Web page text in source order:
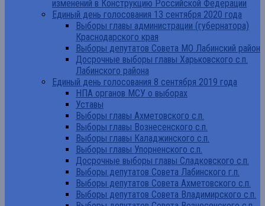
изменений в Конструкцию Российской Федерации
Единый день голосования 13 сентября 2020 года
Выборы главы администрации (губернатора)
Краснодарского края
Выборы депутатов Совета МО Лабинский район
Досрочные выборы главы Харьковского с.п.
Лабинского района
Единый день голосования 8 сентября 2019 года
НПА органов МСУ о выборах
Уставы
Выборы главы Ахметовского с.п.
Выборы главы Вознесенского с.п.
Выборы главы Каладжинского с.п.
Выборы главы Упорненского с.п.
Досрочные выборы главы Сладковского с.п.
Выборы депутатов Совета Лабинского г.п.
Выборы депутатов Совета Ахметовского с.п.
Выборы депутатов Совета Владимирского с.п.